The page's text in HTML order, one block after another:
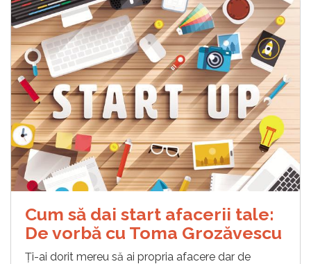
Cum să dai start afacerii tale:
De vorbă cu Toma Grozăvescu
Ți-ai dorit mereu să ai propria afacere dar de